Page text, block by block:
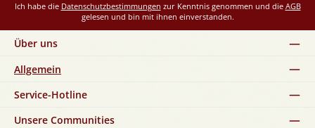
Ich habe die Datenschutzbestimmungen zur Kenntnis genommen und die AGB
gelesen und bin mit ihnen einverstanden.
Über uns
Allgemein
Service-Hotline
Unsere Communities